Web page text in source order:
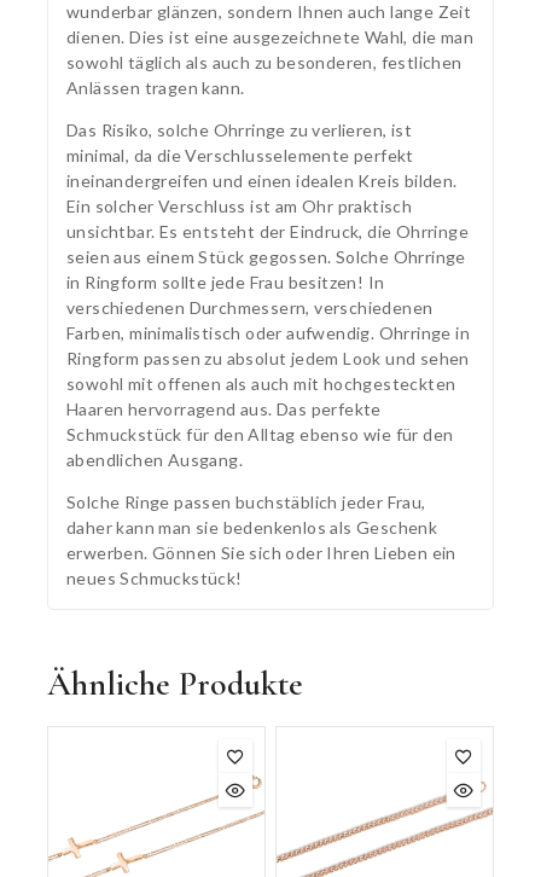
wunderbar glänzen, sondern Ihnen auch lange Zeit
dienen. Dies ist eine ausgezeichnete Wahl, die man
sowohl täglich als auch zu besonderen, festlichen
Anlässen tragen kann.
Das Risiko, solche Ohrringe zu verlieren, ist
minimal, da die Verschlusselemente perfekt
ineinandergreifen und einen idealen Kreis bilden.
Ein solcher Verschluss ist am Ohr praktisch
unsichtbar. Es entsteht der Eindruck, die Ohrringe
seien aus einem Stück gegossen. Solche Ohrringe
in Ringform sollte jede Frau besitzen! In
verschiedenen Durchmessern, verschiedenen
Farben, minimalistisch oder aufwendig. Ohrringe in
Ringform passen zu absolut jedem Look und sehen
sowohl mit offenen als auch mit hochgesteckten
Haaren hervorragend aus. Das perfekte
Schmuckstück für den Alltag ebenso wie für den
abendlichen Ausgang.
Solche Ringe passen buchstäblich jeder Frau,
daher kann man sie bedenkenlos als Geschenk
erwerben. Gönnen Sie sich oder Ihren Lieben ein
neues Schmuckstück!
Ähnliche Produkte